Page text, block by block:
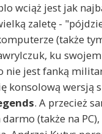
wciąż jest jak
zaletę -
(także
ku
nie jest fanką
konsolową wersją
. A przecież
(także na